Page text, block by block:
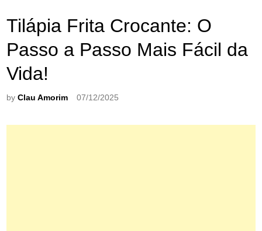
Tilápia Frita Crocante: O
Passo a Passo Mais Fácil da
Vida!
byClau Amorim 07/12/2025